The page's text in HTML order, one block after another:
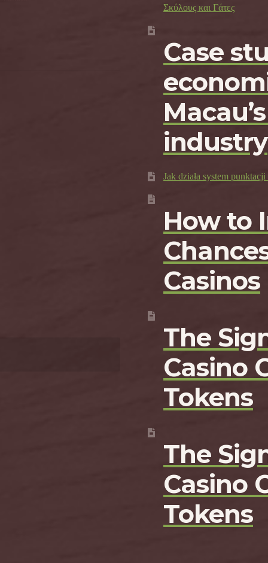
Σκύλους και Γάτες
Case
industry
Jak działa system
How to
Casinos
The
Casino
Tokens
The
Casino
Tokens